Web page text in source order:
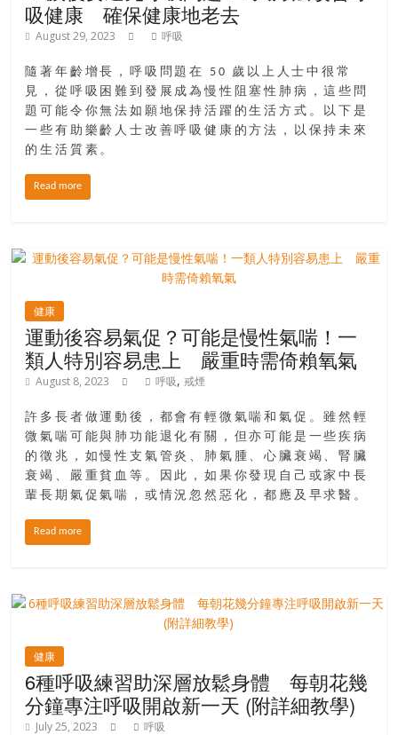
歷
險
入
50
歲
以
來
生
場，
金
銀
島
請
各
位
金
齡
銀
髮
大
人
結
伴
歷
險，
吸健康 確保健康地老去
August 29, 2023 呼吸
隨著年齡增長，呼吸問題在 50 歲以上人士中很常
見，從呼吸困難到發展成為慢性阻塞性肺病，這些問
題可能令你無法如願地保持活躍的生活方式。以下是
一些有助樂齡人士改善呼吸健康的方法，以保持未來
的生活質素。
Read more
健康
運動後容易氣促？可能是慢性氣喘！一
類人特別容易患上 嚴重時需倚賴氧氣
August 8, 2023 呼吸,戒煙
許多長者做運動後，都會有輕微氣喘和氣促。雖然輕
微氣喘可能與肺功能退化有關，但亦可能是一些疾病
的徵兆，如慢性支氣管炎、肺氣腫、心臟衰竭、腎臟
衰竭、嚴重貧血等。因此，如果你發現自己或家中長
輩長期氣促氣喘，或情況忽然惡化，都應及早求醫。
Read more
健康
6種呼吸練習助深層放鬆身體 每朝花幾
分鐘專注呼吸開啟新一天 (附詳細教學)
July 25, 2023 呼吸